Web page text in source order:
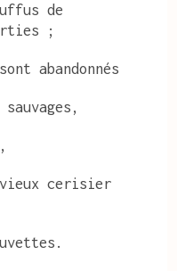
de
;
abandonnés
cerisier